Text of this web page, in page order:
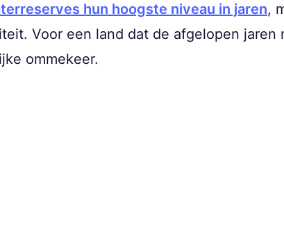
hun hoogste niveau in jaren,
Voor een land dat de afgelopen jaren
ommekeer.